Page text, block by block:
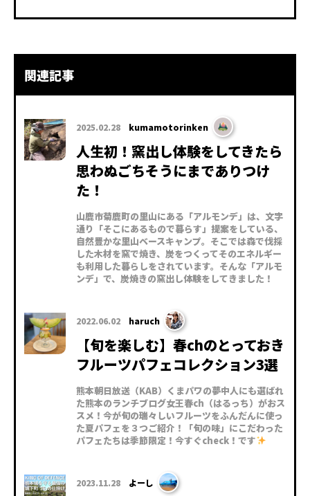
関連記事
2025.02.28 kumamotorinken
人生初！窯出し体験をしてきたら
思わぬごちそうにまでありつけ
た！
山鹿市菊鹿町の里山にある「アルモンデ」は、文字
通り「そこにあるもので暮らす」提案をしている、
自然豊かな里山ベースキャンプ。そこでは森で伐採
した木材を窯で焼き、炭をつくってそのエネルギー
も利用した暮らしをされています。そんな「アルモ
ンデ」で、炭焼きの窯出し体験をしてきました！
2022.06.02 haruch
【旬を楽しむ】春chのとっておき
フルーツパフェコレクション3選
熊本朝日放送（KAB）くまパワの夢中人にも選ばれ
た熊本のランチブログ女王春ch（はるっち）がおス
スメ！今が旬の瑞々しいフルーツをふんだんに使っ
た夏パフェを３つご紹介！「旬の味」にこだわった
パフェたちは季節限定！今すぐcheck！です
2023.11.28 よーし